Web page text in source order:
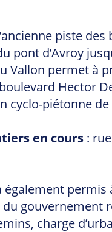
piste
pont d’Avroy
Vallon permet à
Hector
cyclo-piétonne de
en cours :
du
charge